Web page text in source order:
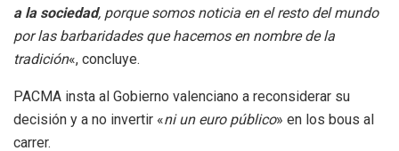
a la sociedad, porque somos noticia en el resto del mundo
por las barbaridades que hacemos en nombre de la
tradición«, concluye.
PACMA insta al Gobierno valenciano a reconsiderar su
decisión y a no invertir «ni un euro público» en los bous al
carrer.